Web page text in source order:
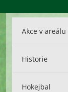
Akce v areálu
Historie
Hokejbal